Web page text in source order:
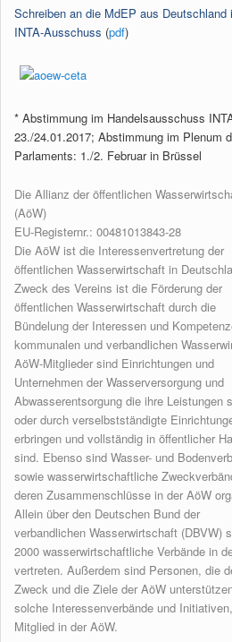
Schreiben an die MdEP aus Deutschland
INTA-Ausschuss (pdf)
* Abstimmung im Handelsausschuss
23./24.01.2017; Abstimmung im Plenum
Parlaments: 1./2. Februar in Brüssel
Die Allianz der öffentlichen
(AöW)
EU-Registernr.: 00481013843-28
Die AöW ist die Interessenvertretung der
öffentlichen Wasserwirtschaft in
Zweck des Vereins ist die Förderung der
öffentlichen Wasserwirtschaft durch die
Bündelung der Interessen und
kommunalen und verbandlichen
AöW-Mitglieder sind Einrichtungen und
Unternehmen der Wasserversorgung und
Abwasserentsorgung die ihre Leistungen
oder durch verselbstständigte
erbringen und vollständig in öffentlicher
sind. Ebenso sind Wasser- und
sowie wasserwirtschaftliche
deren Zusammenschlüsse in der AöW
Allein über den Deutschen Bund der
verbandlichen Wasserwirtschaft (DBVW)
2000 wasserwirtschaftliche Verbände in
vertreten. Außerdem sind Personen, die
Zweck und die Ziele der AöW
solche Interessenverbände und Initiativen,
Mitglied in der AöW.